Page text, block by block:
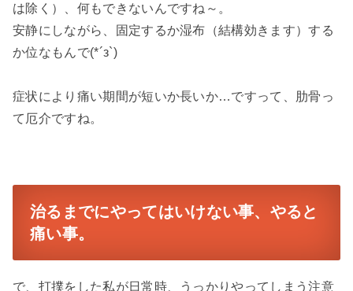
は除く）、何もできないんですね～。
安静にしながら、固定するか湿布（結構効きます）する
か位なもんで(*´з`)
症状により痛い期間が短いか長いか…ですって、肋骨っ
て厄介ですね。
治るまでにやってはいけない事、やると
痛い事。
で、打撲をした私が日常時、うっかりやってしまう注意